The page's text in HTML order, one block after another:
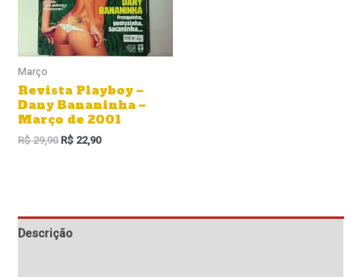
Março
Revista Playboy –
Dany Bananinha –
Março de 2001
R$29,90 R$ 22,90
Descrição